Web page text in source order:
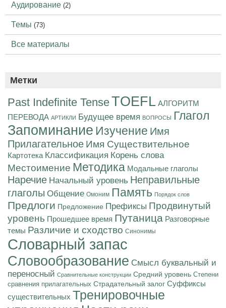
Аудирование (2)
Темы (73)
Все материалы
Метки
Past Indefinite TenseTOEFL АЛГОРИТМ
ПЕРЕВОДА АРТИКЛИ Будущее время ВОПРОСЫ Глагол
Запоминание Изучение Имя
Прилагательное Имя Существительное
Картотека Классификация Корень слова
Местоимение Методика Модальные глаголы
Наречие Начальный уровень Неправильные
глаголы Общение Омоним Память Порядок слов
Предлоги Предложение Префиксы Продвинутый
уровень Прошедшее время Путаница Разговорные
темы Различие и сходство Синонимы
Словарный запас
Словообразование Смысл буквальный и
переносный Сравнительные конструкции Средний уровень Степени
сравнения прилагательных Страдательный залог Суффиксы
существительных Тренировочные